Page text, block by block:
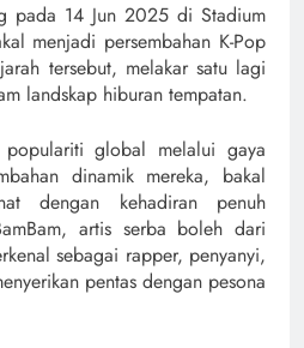
pada 14 Jun 2025 di Stadium
menjadi persembahan K-Pop
tersebut, melakar satu lagi
landskap hiburan tempatan.
populariti global melalui gaya
dinamik mereka, bakal
dengan kehadiran penuh
artis serba boleh dari
sebagai rapper, penyanyi,
pentas dengan pesona